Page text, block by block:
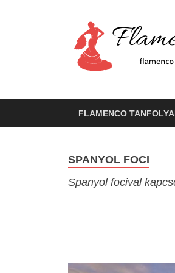
FLAMENCO
SPANYOL FOCI
Spanyol focival